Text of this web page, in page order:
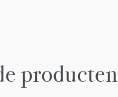
producten